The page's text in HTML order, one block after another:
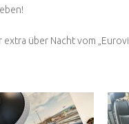
extra über Nacht vom